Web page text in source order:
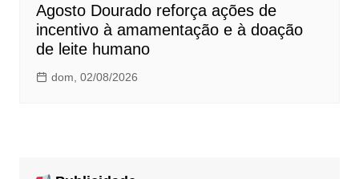
Agosto Dourado reforça ações de
incentivo à amamentação e à doação
de leite humano
dom, 02/08/2026